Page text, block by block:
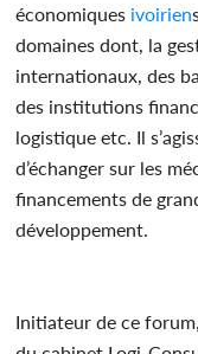
économiques ivoirien
domaines dont, la
internationaux, des
des institutions
logistique etc. Il
d’échanger sur les
financements de
développement.
Initiateur de ce